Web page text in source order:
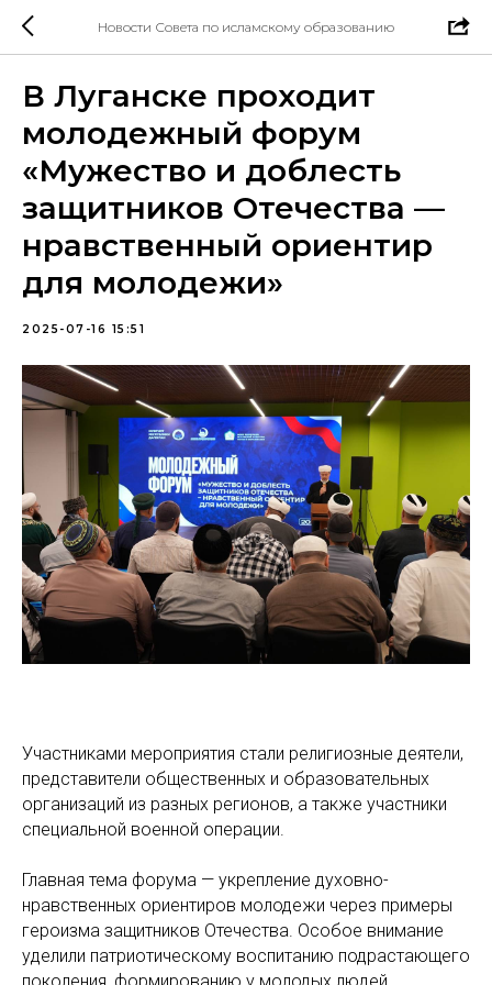
Новости Совета по исламскому образованию
В Луганске проходит
молодежный форум
«Мужество и доблесть
защитников Отечества —
нравственный ориентир
для молодежи»
2025-07-16 15:51
Участниками мероприятия стали религиозные деятели,
представители общественных и образовательных
организаций из разных регионов, а также участники
специальной военной операции.
Главная тема форума — укрепление духовно-
нравственных ориентиров молодежи через примеры
героизма защитников Отечества. Особое внимание
уделили патриотическому воспитанию подрастающего